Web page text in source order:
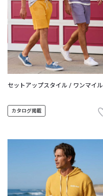
セットアップスタイル / ワンマイル
カタログ掲載